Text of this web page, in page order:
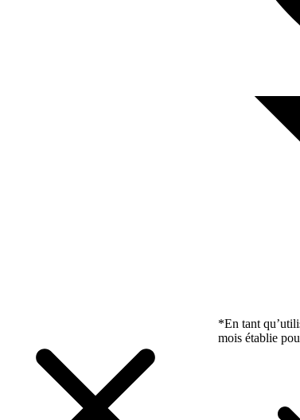
*En tant
mois établie